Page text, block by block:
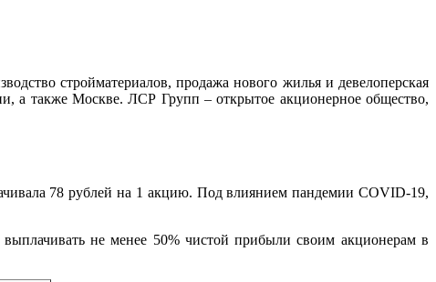
стройматериалов, продажа нового жилья и девелоперская
а также Москве. ЛСР Групп – открытое акционерное общество,
78 рублей на 1 акцию. Под влиянием пандемии COVID-19,
не менее 50% чистой прибыли своим акционерам в